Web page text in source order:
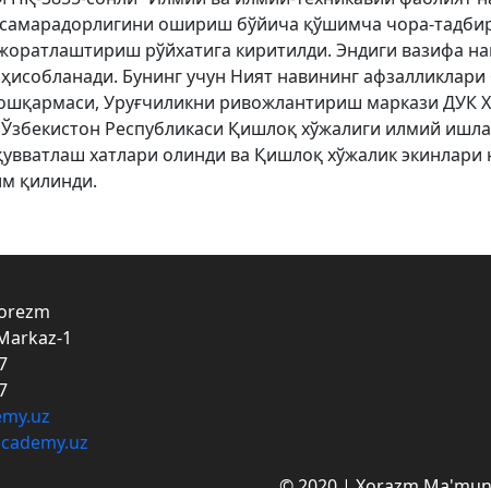
ошириш бўйича қўшимча чора-
рўйхатига киритилди. Эндиги вазифа
Бунинг учун Ният навининг
Уруғчиликни ривожлантириш маркази ДУК
Республикаси Қишлоқ хўжалиги илмий
хатлари олинди ва Қишлоқ хўжалик
қилинди.
1